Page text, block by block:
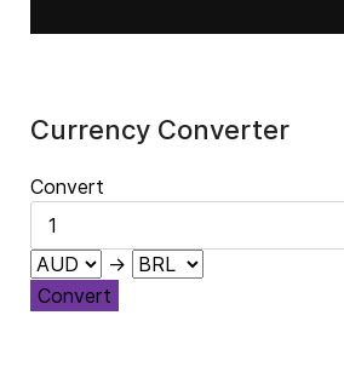
Currency Converter
Convert
→
Convert